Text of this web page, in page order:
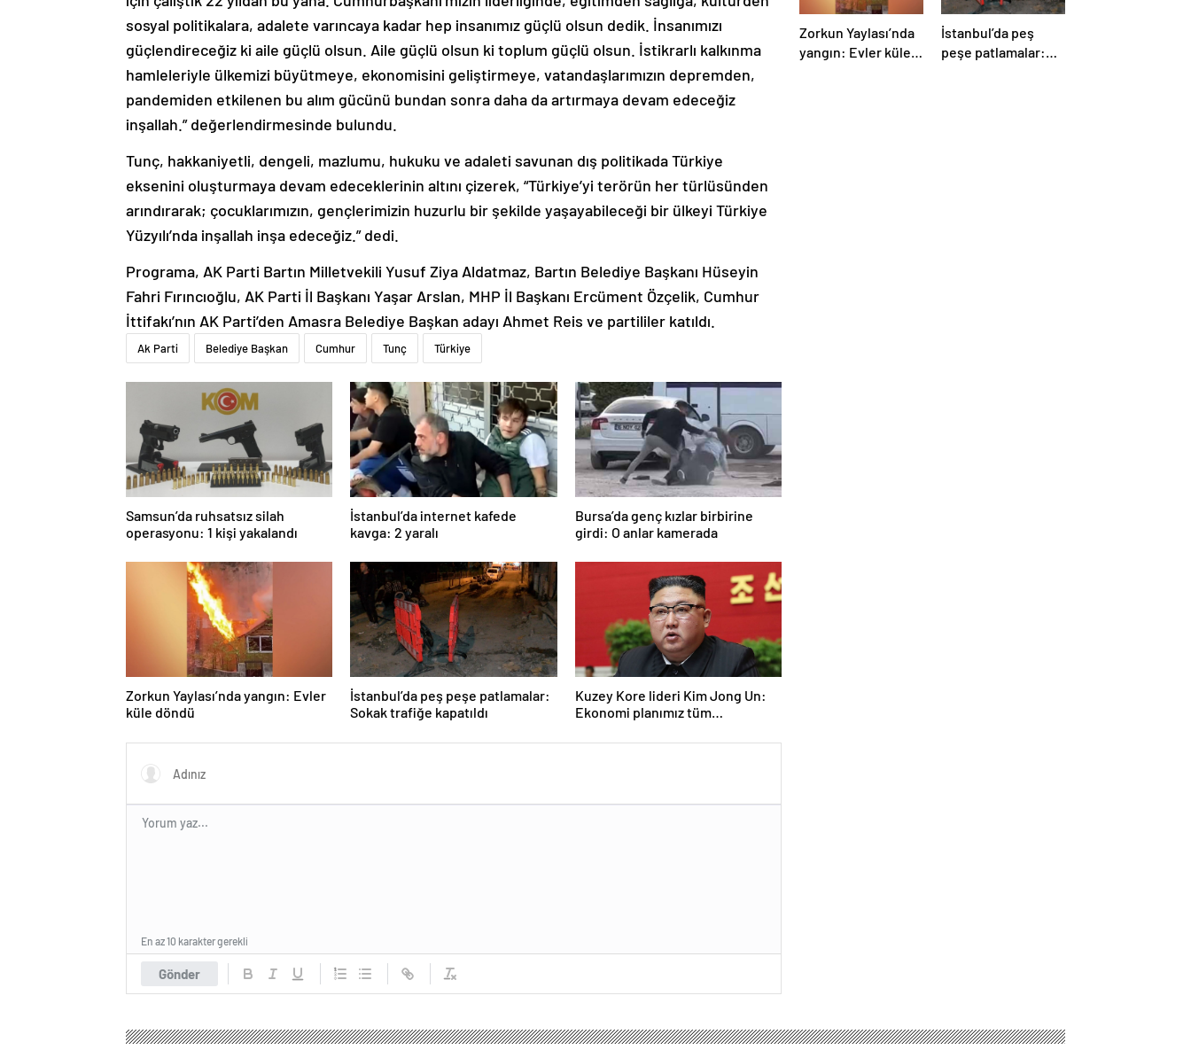
sosyal politikalara, adalete varıncaya kadar hep insanımız güçlü olsun dedik. İnsanımızı
güçlendireceğiz ki aile güçlü olsun. Aile güçlü olsun ki toplum güçlü olsun. İstikrarlı kalkınma
hamleleriyle ülkemizi büyütmeye, ekonomisini geliştirmeye, vatandaşlarımızın depremden,
pandemiden etkilenen bu alım gücünü bundan sonra daha da artırmaya devam edeceğiz
inşallah.” değerlendirmesinde bulundu.
eksenini oluşturmaya devam edeceklerinin altını çizerek, “Türkiye’yi terörün her türlüsünden
arındırarak; çocuklarımızın, gençlerimizin huzurlu bir şekilde yaşayabileceği bir ülkeyi Türkiye
Yüzyılı’nda inşallah inşa edeceğiz.” dedi.
Fahri Fırıncıoğlu, AK Parti İl Başkanı Yaşar Arslan, MHP İl Başkanı Ercüment Özçelik, Cumhur
İttifakı’nın AK Parti’den Amasra Belediye Başkan adayı Ahmet Reis ve partililer katıldı.
Ak Parti Belediye Başkan Cumhur Tunç Türkiye
Samsun’da ruhsatsız silah
operasyonu: 1 kişi yakalandı
İstanbul’da internet kafede
kavga: 2 yaralı
Bursa’da genç kızlar birbirine
girdi: O anlar kamerada
Zorkun Yaylası’nda yangın: Evler
küle döndü
İstanbul’da peş peşe patlamalar:
Sokak trafiğe kapatıldı
Kuzey Kore lideri Kim Jong Un:
Ekonomi planımız tüm
sektörlerde başarısız oldu
Zorkun Yaylası’nda
yangın: Evler küle
döndü
İstanbul’da peş
peşe patlamalar:
Sokak trafiğe